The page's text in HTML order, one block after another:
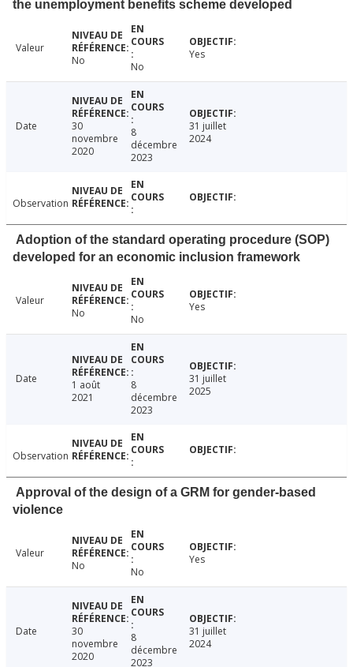
the unemployment benefits scheme developed
Valeur
No
No
Yes
Date
30
novembre
2020
8
décembre
2023
31 juillet
2024
Observation
Adoption of the standard operating procedure (SOP)
developed for an economic inclusion framework
Valeur
No
No
Yes
Date
1 août
2021
8
décembre
2023
31 juillet
2025
Observation
Approval of the design of a GRM for gender-based
violence
Valeur
No
No
Yes
Date
30
novembre
2020
8
décembre
2023
31 juillet
2024